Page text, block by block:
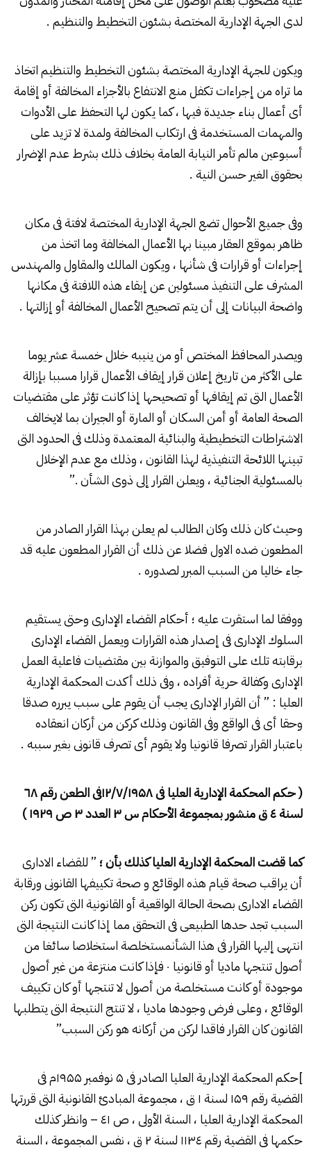
لدى الجهة الإدارية المختصة بشئون التخطيط والتنظيم .
ويكون للجهة الإدارية المختصة بشئون التخطيط والتنظيم اتخاذ
ما تراه من إجراءات تكفل منع الانتفاع بالأجزاء المخالفة أو إقامة
أى أعمال بناء جديدة فيها ، كما يكون لها التحفظ على الأدوات
والمهمات المستخدمة فى ارتكاب المخالفة ولمدة لا تزيد على
أسبوعين مالم تأمر النيابة العامة بخلاف ذلك بشرط عدم الإضرار
بحقوق الغير حسن النية .
وفى جميع الأحوال تضع الجهة الإدارية المختصة لافتة فى مكان
ظاهر بموقع العقار مبينا بها الأعمال المخالفة وما اتخذ من
إجراءات أو قرارات فى شأنها ، ويكون المالك والمقاول والمهندس
المشرف على التنفيذ مسئولين عن إبقاء هذه اللافتة فى مكانها
واضحة البيانات إلى أن يتم تصحيح الأعمال المخالفة أو إزالتها .
ويصدر المحافظ المختص أو من ينيبه خلال خمسة عشر يوما
على الأكثر من تاريخ إعلان قرار إيقاف الأعمال قرارا مسببا بإزالة
الأعمال التى تم إيقافها أو تصحيحها إذا كانت تؤثر على مقتضيات
الصحة العامة أو أمن السكان أو المارة أو الجيران بما لايخالف
الاشتراطات التخطيطية والبنائية المعتمدة وذلك فى الحدود التى
تبينها اللائحة التنفيذية لهذا القانون ، وذلك مع عدم الإخلال
بالمسئولية الجنائية ، ويعلن القرار إلى ذوى الشأن .”
وحيث كان ذلك وكان الطالب لم يعلن بهذا القرار الصادر من
المطعون ضده الاول فضلا عن ذلك أن القرار المطعون عليه قد
جاء خاليا من السبب المبرر لصدوره .
ووفقا لما استقرت عليه ؛ أحكام القضاء الإدارى وحتى يستقيم
السلوك الإدارى فى إصدار هذه القرارات ويعمل القضاء الإدارى
برقابته تلك على التوفيق والموازنة بين مقتضيات فاعلية العمل
الإدارى وكفالة حرية أفراده ، وفى ذلك أكدت المحكمة الإدارية
العليا : ” أن القرار الإدارى يجب أن يقوم على سبب يبرره صدقا
وحقا أى فى الواقع وفى القانون وذلك كركن من أركان انعقاده
باعتبار القرار تصرفا قانونيا ولا يقوم أى تصرف قانونى بغير سببه .
( حكم المحكمة الإدارية العليا فى۱۲/۷/۱۹۵۸فى الطعن رقم ٦۸
لسنة ٤ ق منشور بمجموعة الأحكام س
۳العدد۳ص۱۹۲۹ )
كما قضت المحكمة الإدارية العليا كذلك بأن ؛ ” للقضاء الادارى
أن يراقب صحة قيام هذه الوقائع و صحة تكييفها القانونى ورقابة
القضاء الادارى بصحة الحالة الواقعية أو القانونية التى تكون ركن
السبب تجد حدها الطبيعى فى التحقق مما إذا كانت النتيجة التى
انتهى إليها القرار فى هذا الشأنمستخلصة استخلاصا سائغا من
أصول تنتجها ماديا أو قانونيا ۰ فإذا كانت منتزعة من غير أصول
موجودة أو كانت مستخلصة من أصول لا تنتجها أو كان تكييف
الوقائع ، وعلى فرض وجودها ماديا ، لا تنتج النتيجة التى يتطلبها
القانون كان القرار فاقدا لركن من أركانه هو ركن السبب”
]حكم المحكمة الإدارية العليا الصادر فى ۵ نوفمبر ۱۹۵۵م فى
القضية رقم ۱۵۹ لسنة ۱ ق ، مجموعة المبادئ القانونية التى قررتها
المحكمة الإدارية العليا ، السنة الأولى ، ص ٤۱ – وانظر كذلك
حكمها فى القضية رقم ۱۱۳٤ لسنة ۲ ق ، نفس المجموعة ، السنة